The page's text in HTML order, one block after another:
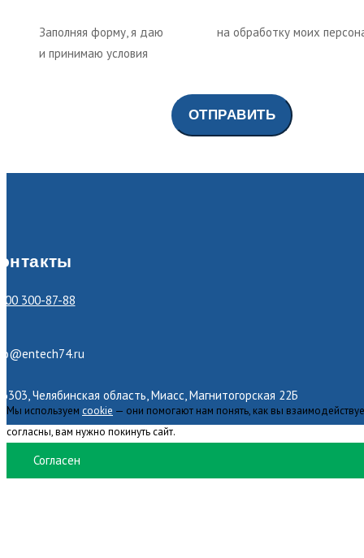
Заполняя форму, я даю
на обработку моих
и принимаю условия
300-87-88
Челябинская область, Миасс, Магнитогорская 22Б
Мы используем cookie — они помогают нам понять, как вы
согласны, вам нужно покинуть сайт.
Согласен